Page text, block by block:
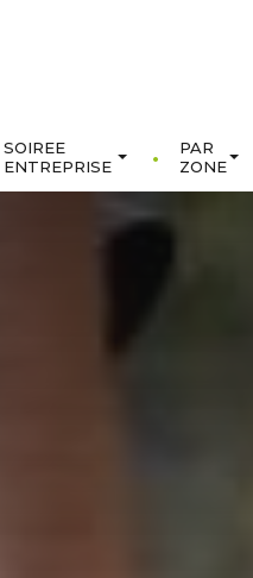
SOIREE
ENTREPRISE
PAR
ZONE